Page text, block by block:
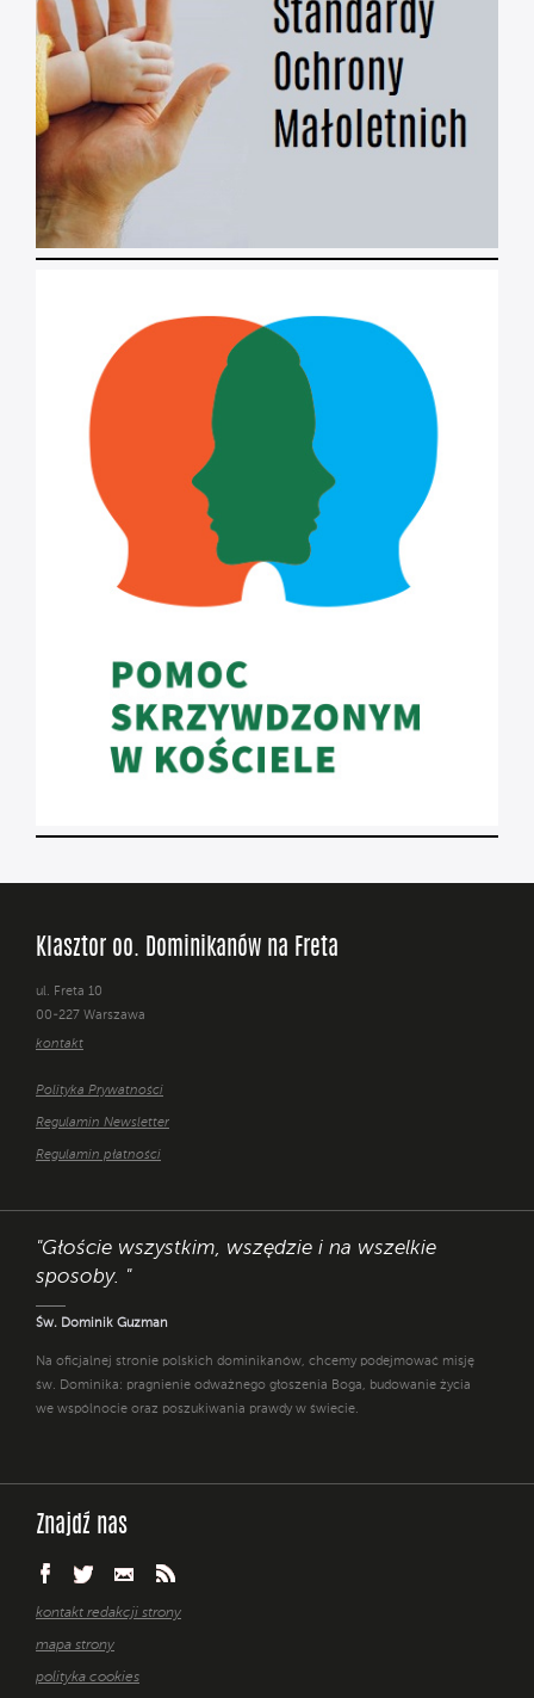
Klasztor oo. Dominikanów na Freta
ul. Freta 10
00-227 Warszawa
kontakt
Polityka Prywatności
Regulamin Newsletter
Regulamin płatności
"Głoście wszystkim, wszędzie i na wszelkie
sposoby. "
Św. Dominik Guzman
Na oficjalnej stronie polskich dominikanów, chcemy podejmować misję
św. Dominika: pragnienie odważnego głoszenia Boga, budowanie życia
we wspólnocie oraz poszukiwania prawdy w świecie.
Znajdź nas
kontakt redakcji strony
mapa strony
polityka cookies